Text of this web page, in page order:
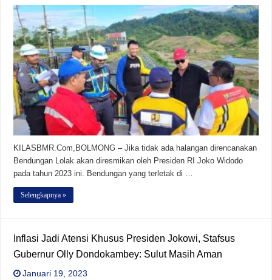
KILASBMR.Com,BOLMONG – Jika tidak ada halangan direncanakan
Bendungan Lolak akan diresmikan oleh Presiden RI Joko Widodo
pada tahun 2023 ini. Bendungan yang terletak di …
Selengkapnya »
Inflasi Jadi Atensi Khusus Presiden Jokowi, Stafsus
Gubernur Olly Dondokambey: Sulut Masih Aman
Januari 19, 2023